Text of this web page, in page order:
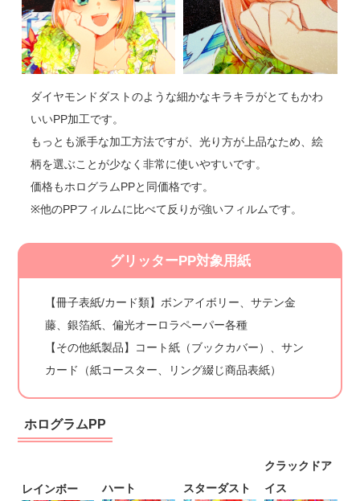
ダイヤモンドダストのような細かなキラキラがとてもかわ
いいPP加工です。
もっとも派手な加工方法ですが、光り方が上品なため、絵
柄を選ぶことが少なく非常に使いやすいです。
価格もホログラムPPと同価格です。
※他のPPフィルムに比べて反りが強いフィルムです。
グリッターPP対象用紙
【冊子表紙/カード類】ボンアイボリー、サテン金
藤、銀箔紙、偏光オーロラペーパー各種
【その他紙製品】コート紙（ブックカバー）、サン
カード（紙コースター、リング綴じ商品表紙）
ホログラムPP
レインボー ハート スターダスト
クラックドア
イス